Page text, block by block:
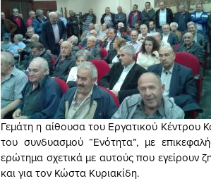
Γεμάτη η αίθουσα του Εργατικού Κέντρου
του συνδυασμού “Ενότητα”, με
ερώτημα σχετικά με αυτούς που εγείρουν
και για τον Κώστα Κυριακίδη.